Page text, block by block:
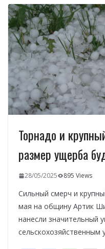
o
o
k
a
m
A
p
p
Торнадо и
размер ущерба
28/05/2025 895 Views
Сильный смерч и
мая на общину Артик
нанесли
сельскохозяйственным